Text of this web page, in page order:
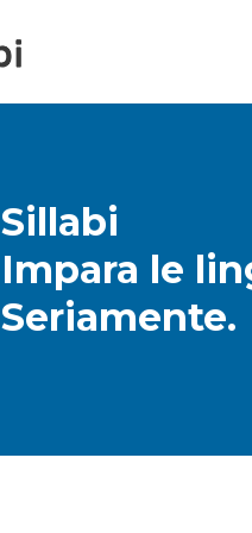
Sillabi
Impara le
Seriamente.